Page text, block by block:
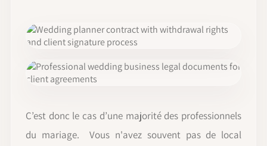
C’est donc le cas d’une majorité des professionnels
du mariage. Vous n'avez souvent pas de local